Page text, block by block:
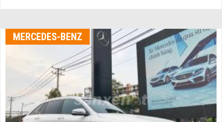
MERCEDES-BENZ